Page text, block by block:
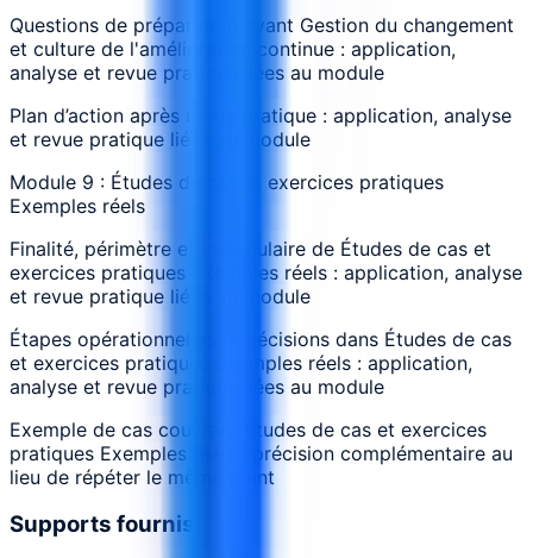
Questions de préparation avant Gestion du changement
et culture de l'amélioration continue : application,
analyse et revue pratique liées au module
Plan d’action après revue pratique : application, analyse
et revue pratique liées au module
Module 9 : Études de cas et exercices pratiques
Exemples réels
Finalité, périmètre et vocabulaire de Études de cas et
exercices pratiques Exemples réels : application, analyse
et revue pratique liées au module
Étapes opérationnelles et décisions dans Études de cas
et exercices pratiques Exemples réels : application,
analyse et revue pratique liées au module
Exemple de cas couvrant Études de cas et exercices
pratiques Exemples réels : précision complémentaire au
lieu de répéter le même point
Supports fournis